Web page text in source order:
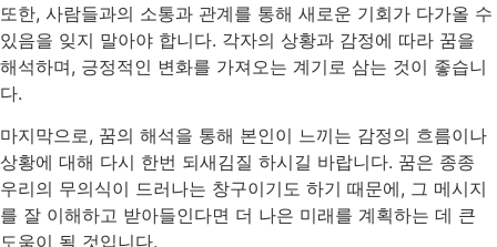
또한, 사람들과의 소통과 관계를 통해 새로운 기회가 다가올 수
있음을 잊지 말아야 합니다. 각자의 상황과 감정에 따라 꿈을
해석하며, 긍정적인 변화를 가져오는 계기로 삼는 것이 좋습니
다.
마지막으로, 꿈의 해석을 통해 본인이 느끼는 감정의 흐름이나
상황에 대해 다시 한번 되새김질 하시길 바랍니다. 꿈은 종종
우리의 무의식이 드러나는 창구이기도 하기 때문에, 그 메시지
를 잘 이해하고 받아들인다면 더 나은 미래를 계획하는 데 큰
도움이 될 것입니다.